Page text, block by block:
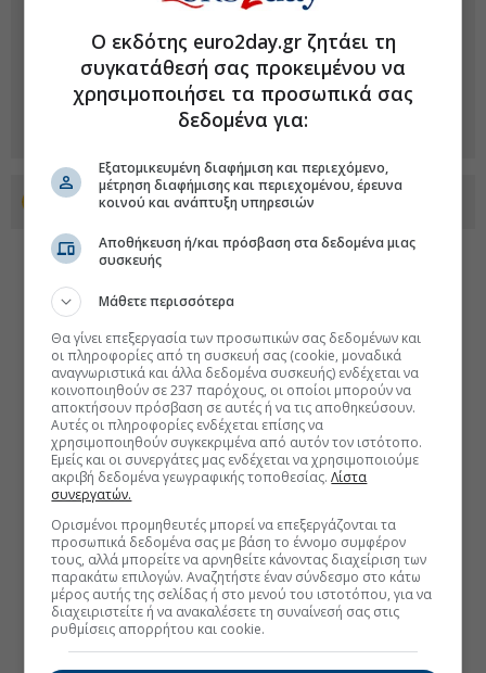
Προσθέστε το euro2day.gr στο Discover
Ο εκδότης euro2day.gr ζητάει τη
συγκατάθεσή σας προκειμένου να
χρησιμοποιήσει τα προσωπικά σας
δεδομένα για:
Εξατομικευμένη διαφήμιση και περιεχόμενο,
μέτρηση διαφήμισης και περιεχομένου, έρευνα
κοινού και ανάπτυξη υπηρεσιών
Αποθήκευση ή/και πρόσβαση στα δεδομένα μιας
συσκευής
Μάθετε περισσότερα
Θα γίνει επεξεργασία των προσωπικών σας δεδομένων και
οι πληροφορίες από τη συσκευή σας (cookie, μοναδικά
αναγνωριστικά και άλλα δεδομένα συσκευής) ενδέχεται να
κοινοποιηθούν σε 237 παρόχους, οι οποίοι μπορούν να
αποκτήσουν πρόσβαση σε αυτές ή να τις αποθηκεύσουν.
Αυτές οι πληροφορίες ενδέχεται επίσης να
χρησιμοποιηθούν συγκεκριμένα από αυτόν τον ιστότοπο.
Εμείς και οι συνεργάτες μας ενδέχεται να χρησιμοποιούμε
ακριβή δεδομένα γεωγραφικής τοποθεσίας.Λίστα
συνεργατών.
Ορισμένοι προμηθευτές μπορεί να επεξεργάζονται τα
προσωπικά δεδομένα σας με βάση το έννομο συμφέρον
τους, αλλά μπορείτε να αρνηθείτε κάνοντας διαχείριση των
παρακάτω επιλογών. Αναζητήστε έναν σύνδεσμο στο κάτω
μέρος αυτής της σελίδας ή στο μενού του ιστοτόπου, για να
διαχειριστείτε ή να ανακαλέσετε τη συναίνεσή σας στις
ρυθμίσεις απορρήτου και cookie.